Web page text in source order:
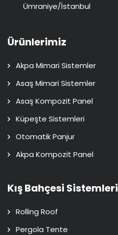
Ümraniye/İstanbul
Ürünlerimiz
Akpa Mimari Sistemler
Asaş Mimari Sistemler
Asaş Kompozit Panel
Küpeşte Sistemleri
Otomatik Panjur
Akpa Kompozit Panel
Kış Bahçesi Sistemleri
Rolling Roof
Pergola Tente